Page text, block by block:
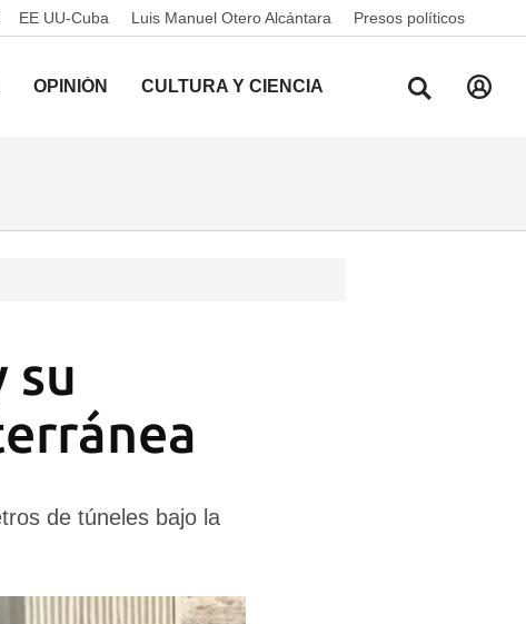
EE UU-Cuba Luis Manuel Otero Alcántara Presos políticos
OPINIÓN CULTURA Y CIENCIA
su
de túneles bajo la